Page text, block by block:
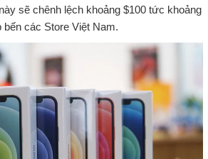
sẽ chênh lệch khoảng $100 tức khoảng
bến các Store Việt Nam.